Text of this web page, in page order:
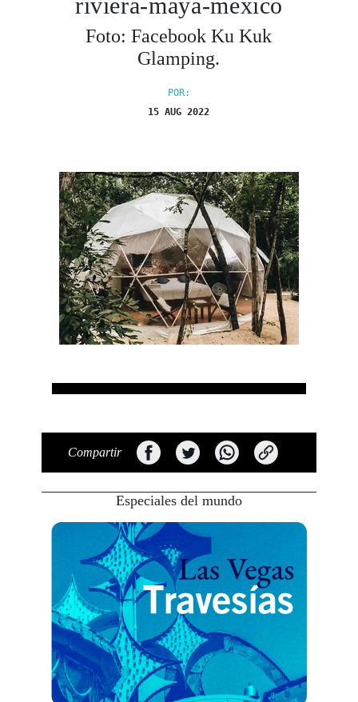
riviera-maya-mexico
Foto: Facebook Ku Kuk
Glamping.
POR:
15 AUG 2022
Compartir
Especiales del mundo